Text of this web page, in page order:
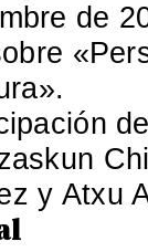
de
y Atxu